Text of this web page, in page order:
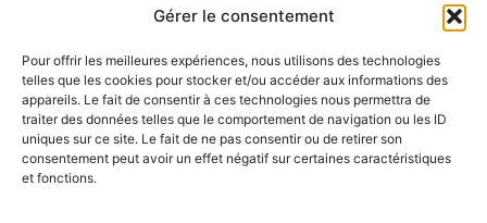
Gérer le consentement
Pour offrir les meilleures expériences, nous utilisons des technologies
telles que les cookies pour stocker et/ou accéder aux informations des
appareils. Le fait de consentir à ces technologies nous permettra de
traiter des données telles que le comportement de navigation ou les ID
uniques sur ce site. Le fait de ne pas consentir ou de retirer son
consentement peut avoir un effet négatif sur certaines caractéristiques
et fonctions.
Donostia/San Sebastián. Ma passion est la
n’a suivi la carrière professionnelle de sa mère.
[evc_button type= »outline »
size= »medium »